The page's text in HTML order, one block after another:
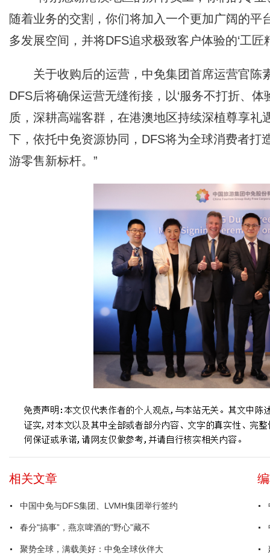
随着业务的交割，你们将加入一个更加广阔的
多发展空间，并将DFS追求极致客户体验的‘工匠
关于收购后的运营，中免集团首席运营官陈
DFS后将确保运营无缝衔接，以‘服务不打折、
质，深耕高端客群，在港澳地区持续深植尊享
下，依托中免资源协同，DFS将为全球消费者
游零售新标杆。”
相关文章
中国中免与DFS集团、LVMH集团举行签约
春分"搞事”，燕京啤酒的"野心”藏不
聚势全球，满载美好：中免全球伙伴大